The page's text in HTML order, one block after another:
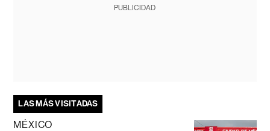
PUBLICIDAD
LAS MÁS VISITADAS
MÉXICO